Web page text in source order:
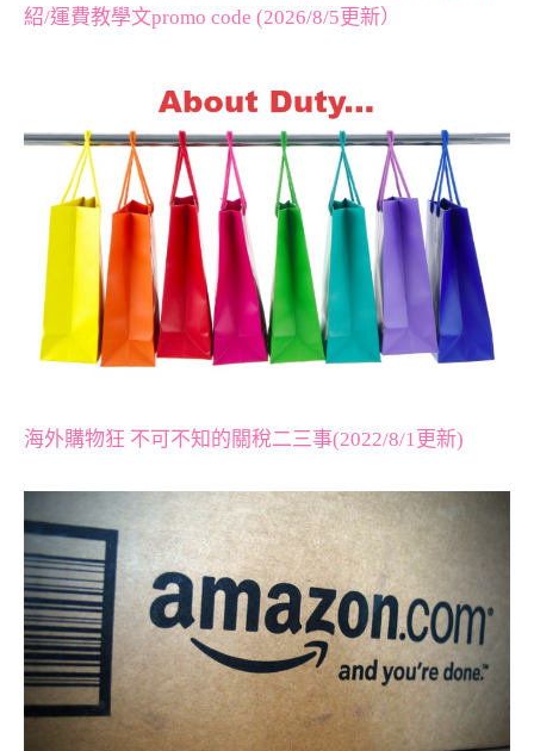
紹/運費教學文promo code (2026/8/5更新）
海外購物狂 不可不知的關稅二三事(2022/8/1更新)